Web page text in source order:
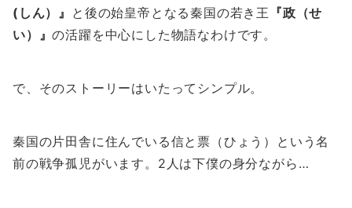
(しん）』 と後の始皇帝となる秦国の若き王 『政（せ
い）』の活躍を中心にした物語なわけです。
で、そのストーリーはいたってシンプル。
秦国の片田舎に住んでいる信と票（ひょう）という名
前の戦争孤児がいます。2人は下僕の身分ながら…